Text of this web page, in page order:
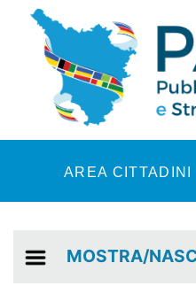
Skip to main content
AREA CITTADINI
MOSTRA/